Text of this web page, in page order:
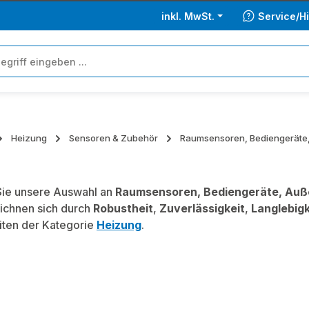
inkl. MwSt. Service/
Heizung Sensoren & Zubehör Raumsensoren,
unsere Auswahl an Raumsensoren, Bediengeräte,
sich durch Robustheit, Zuverlässigkeit,
der Kategorie Heizung.